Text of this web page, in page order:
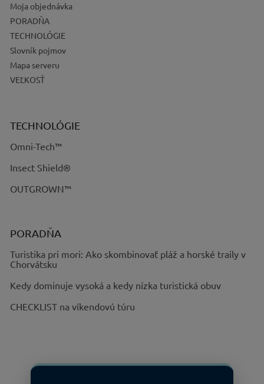
Moja objednávka
PORADŇA
TECHNOLÓGIE
Slovník pojmov
Mapa serveru
VEĽKOSŤ
TECHNOLÓGIE
Omni-Tech™
Insect Shield®
OUTGROWN™
PORADŇA
Turistika pri mori: Ako skombinovať pláž a horské traily v
Chorvátsku
Kedy dominuje vysoká a kedy nízka turistická obuv
CHECKLIST na víkendovú túru